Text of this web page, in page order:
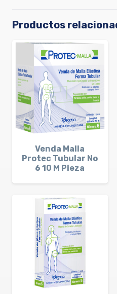
Productos
Venda Malla
Protec Tubular No
6 10 M Pieza